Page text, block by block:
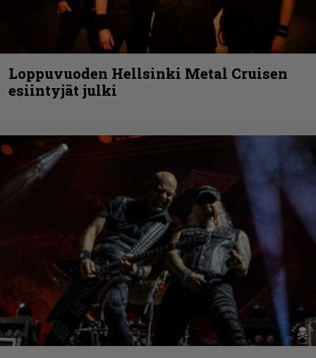
Loppuvuoden Hellsinki Metal Cruisen
esiintyjät julki